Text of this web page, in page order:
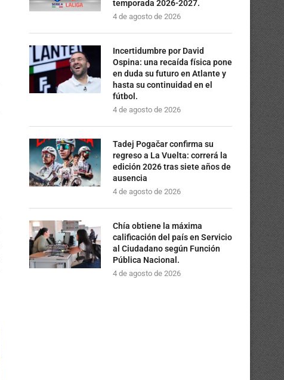
temporada 2026-2027.
4 de agosto de 2026
Incertidumbre por David
Ospina: una recaída física pone
en duda su futuro en Atlante y
hasta su continuidad en el
fútbol.
4 de agosto de 2026
Tadej Pogačar confirma su
regreso a La Vuelta: correrá la
edición 2026 tras siete años de
ausencia
4 de agosto de 2026
Chía obtiene la máxima
calificación del país en Servicio
al Ciudadano según Función
Pública Nacional.
4 de agosto de 2026